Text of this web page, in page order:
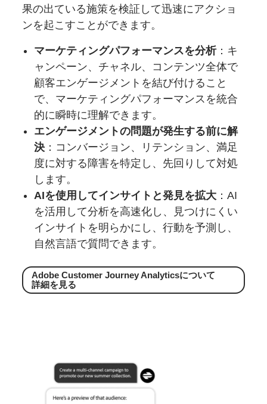
果の出ている施策を検証して迅速にアクショ
ンを起こすことができます。
マーケティングパフォーマンスを分析：キ
ャンペーン、チャネル、コンテンツ全体で
顧客エンゲージメントを結び付けること
で、マーケティングパフォーマンスを統合
的に瞬時に理解できます。
エンゲージメントの問題が発生する前に解
決 ：コンバージョン、リテンション、満足
度に対する障害を特定し、先回りして対処
します。
AIを使用してインサイトと発見を拡大 ：AI
を活用して分析を高速化し、見つけにくい
インサイトを明らかにし、行動を予測し、
自然言語で質問できます。
Adobe Customer Journey Analyticsについて
詳細を見る